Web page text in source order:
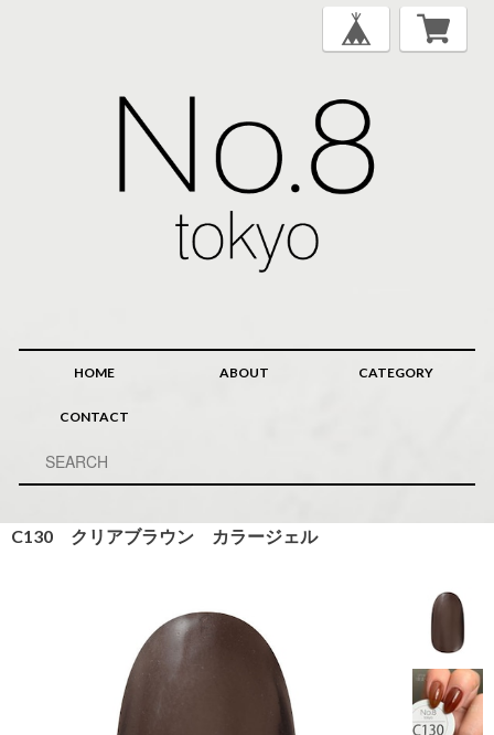
HOME ABOUT CATEGORY
CONTACT
C130 クリアブラウン カラージェル